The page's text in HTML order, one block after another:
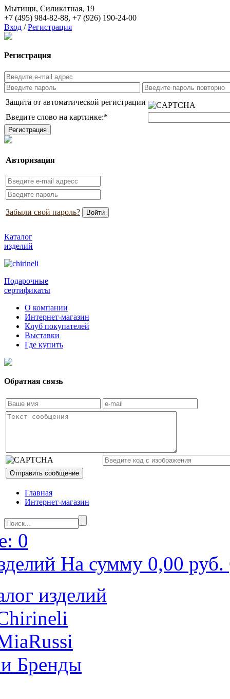
Мытищи, Силикатная, 19
+7 (495) 984-82-88, +7 (926) 190-24-00
Вход / Регистрация
Регистрация
Защита от автоматической регистрации
Введите слово на картинке:*
Авторизация
Забыли свой пароль?
Каталог
изделий
Подарочные
сертификаты
О компании
Интернет-магазин
Клуб покупателей
Выставки
Где купить
Обратная связь
Главная
Интернет-магазин
0
На сумму 0,00 руб.
изделий
Бренды